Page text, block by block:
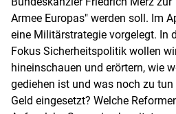
Armee Europas" werden soll. Im
eine Militärstrategie vorgelegt. In
Fokus Sicherheitspolitik wollen
hineinschauen und erörtern, wie
gediehen ist und was noch zu
Geld eingesetzt? Welche